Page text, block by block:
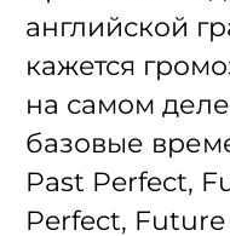
английской
кажется
на самом деле
базовые
Past Perfect,
Perfect,